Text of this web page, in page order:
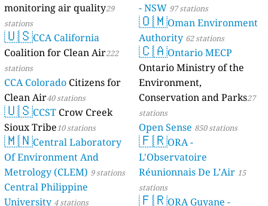
monitoring air quality29
stations
🇺🇸CCA California
Coalition for Clean Air222
stations
CCA Colorado Citizens for
Clean Air40 stations
🇺🇸CCST Crow Creek
Sioux Tribe10 stations
🇲🇳Central Laboratory
Of Environment And
Metrology (CLEM) 9 stations
Central Philippine
University 4 stations
- NSW 97 stations
🇴🇲Oman Environment
Authority 62 stations
🇨🇦Ontario MECP
Ontario Ministry of the
Environment,
Conservation and Parks27
stations
Open Sense 850 stations
🇫🇷ORA -
L'Observatoire
Réunionnais De L’Air 15
stations
🇫🇷ORA Guyane -